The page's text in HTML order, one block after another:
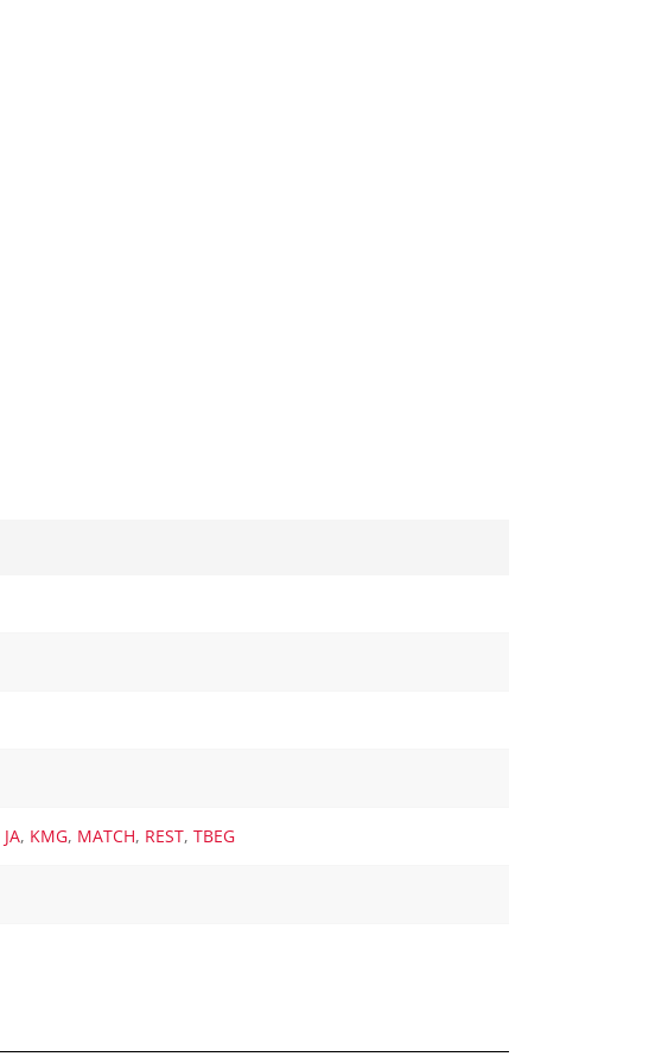
JA, KMG, MATCH, REST,TBEG